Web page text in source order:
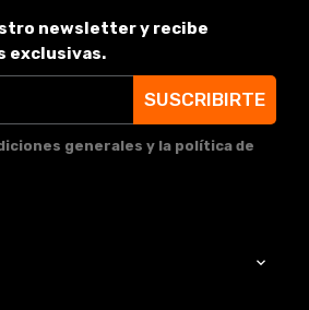
newsletter y recibe
exclusivas.
SUSCRIBIRTE
generales y la política de
